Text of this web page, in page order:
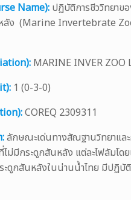
Name): ปฏิบัติการชีววิทยาขอ
ลัง (Marine Invertebrate
MARINE INVER ZOO
1 (0-3-0)
COREQ 2309311
:ลักษณะเด่นทางสัณฐานวิทยาแล
ไม่มีกระดูกสันหลัง แต่ละไฟลัมโด
ะดูกสันหลังในน่านน้ำไทย มีปฏิบั